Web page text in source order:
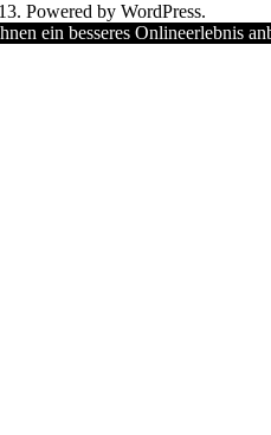
Powered by WordPress.
ein besseres Onlineerlebnis